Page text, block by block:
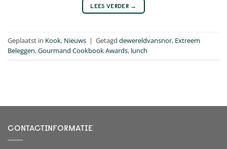
LEES VERDER →
Geplaatst in Kook, Nieuws | Getagd dewereldvansnor, Extreem
Beleggen,Gourmand Cookbook Awards, lunch
CONTACTINFORMATIE